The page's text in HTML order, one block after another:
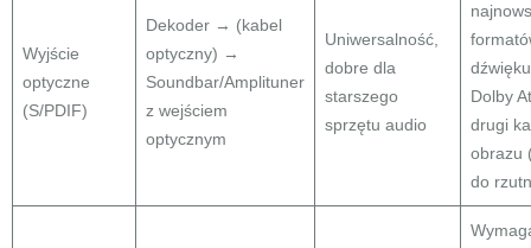
Wyjście
optyczne
(S/PDIF)
Dekoder → (kabel
optyczny) →
Soundbar/Amplituner
z wejściem
optycznym
Uniwersalność,
dobre dla
starszego
sprzętu audio
Dolby
drugi
obrazu
do